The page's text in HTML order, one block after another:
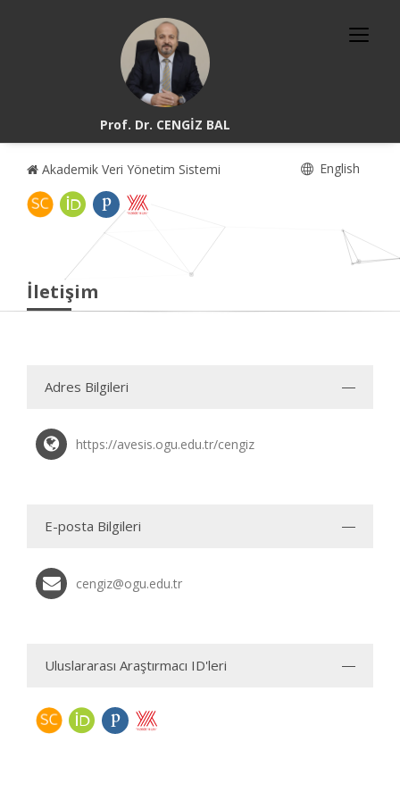
Prof. Dr. CENGİZ BAL
Akademik Veri Yönetim Sistemi English
İletişim
Adres Bilgileri
https://avesis.ogu.edu.tr/cengiz
E-posta Bilgileri
cengiz@ogu.edu.tr
Uluslararası Araştırmacı ID'leri